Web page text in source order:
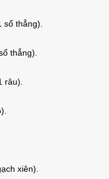
thẳng).
thẳng).
râu).
xiên).